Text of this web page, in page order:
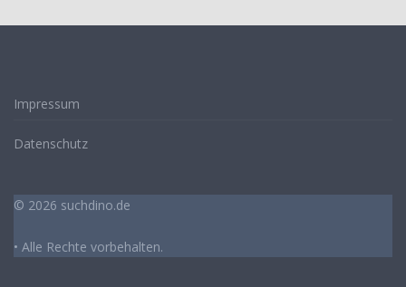
Impressum
Datenschutz
© 2026 suchdino.de
• Alle Rechte vorbehalten.